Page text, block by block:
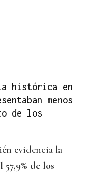
histórica en
menos
de los
evidencia la
57,9% de los